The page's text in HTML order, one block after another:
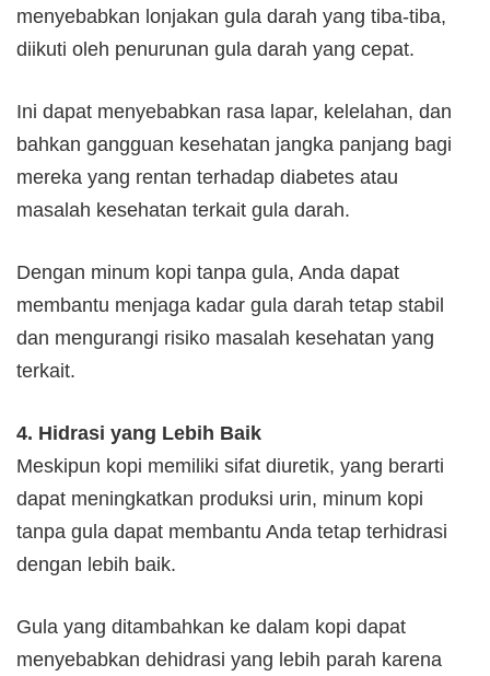
menyebabkan lonjakan gula darah yang tiba-tiba,
diikuti oleh penurunan gula darah yang cepat.
Ini dapat menyebabkan rasa lapar, kelelahan, dan
bahkan gangguan kesehatan jangka panjang bagi
mereka yang rentan terhadap diabetes atau
masalah kesehatan terkait gula darah.
Dengan minum kopi tanpa gula, Anda dapat
membantu menjaga kadar gula darah tetap stabil
dan mengurangi risiko masalah kesehatan yang
terkait.
4. Hidrasi yang Lebih Baik
Meskipun kopi memiliki sifat diuretik, yang berarti
dapat meningkatkan produksi urin, minum kopi
tanpa gula dapat membantu Anda tetap terhidrasi
dengan lebih baik.
Gula yang ditambahkan ke dalam kopi dapat
menyebabkan dehidrasi yang lebih parah karena